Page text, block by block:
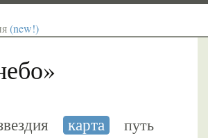
(new!)
»
карта
путь